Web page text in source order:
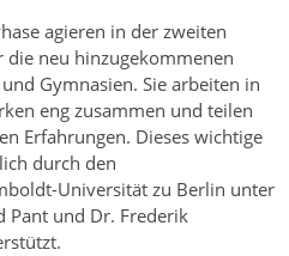
agieren in der zweiten
neu hinzugekommenen
Gymnasien. Sie arbeiten in
eng zusammen und teilen
Erfahrungen. Dieses wichtige
durch den
Universität zu Berlin unter
Pant und Dr. Frederik